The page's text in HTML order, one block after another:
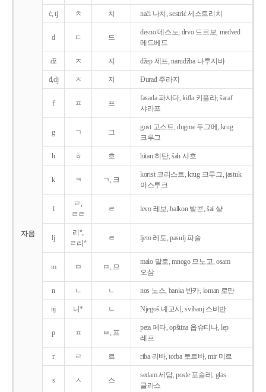
자음
ć, tj ㅊ 치 naći 나치, sestrić 세스트리치
d ㄷ 드
desno 데스노, drvo 드르보, medved
메드베드
dž ㅈ 지 džep 제프, narudžba 나루지바
đ,dj ㅈ 지 Ðurađ 주라지
f ㅍ 프
fasada 파사다, kifla 키플라, šaraf
샤라프
g ㄱ 그
gost 고스트, dugme 두그메, krug
크루그
h ㅎ 흐 hitan 히탄, šah 샤흐
k ㅋ ㄱ, 크
korist 코리스트, krug 크루그, jastuk
야스투크
l
ㄹ,
ㄹㄹ
ㄹ levo 레보, balkon 발콘, šal 샬
lj
리*,
ㄹ리*
ㄹ ljeto 레토, pasulj 파술
m ㅁ ㅁ, 므
malo 말로, mnogo 므노고, osam
오삼
n ㄴ ㄴ nos 노스, banka 반카, loman 로만
nj 니* ㄴ Njegoš 녜고시, svibanj 스비반
p ㅍ ㅂ, 프
peta 페타, opština 옵슈티나, lep
레프
r ㄹ 르 riba 리바, torba 토르바, mir 미르
s ㅅ 스
sedam 세담, posle 포슬레, glas
글라스